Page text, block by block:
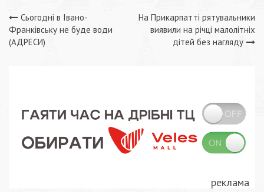
Навігація
записів
Сьогодні в Івано-
Франківську не буде води
(АДРЕСИ)
На Прикарпатті рятувальники
виявили на річці малолітніх
дітей без нагляду